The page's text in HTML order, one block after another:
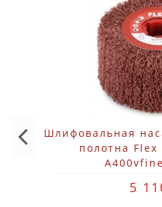
Шлифовальная
полотна
5